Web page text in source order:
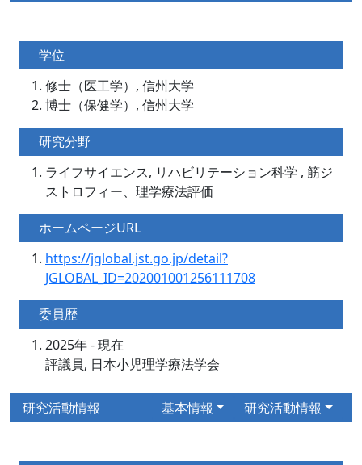
学位
修士（医工学）, 信州大学
博士（保健学）, 信州大学
研究分野
ライフサイエンス, リハビリテーション科学 , 筋ジ
ストロフィー、理学療法評価
ホームページURL
https://jglobal.jst.go.jp/detail?
JGLOBAL_ID=202001001256111708
委員歴
2025年 - 現在
評議員, 日本小児理学療法学会
研究活動情報 基本情報 研究活動情報